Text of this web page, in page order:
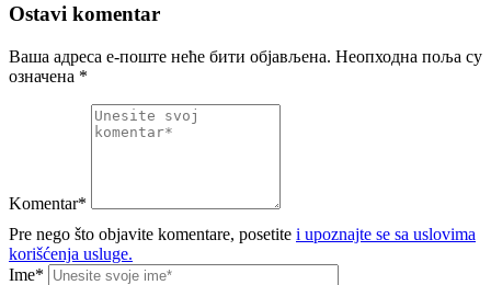
Ostavi komentar
Ваша адреса е-поште неће бити објављена. Неопходна поља су
означена *
Komentar*
Pre nego što objavite komentare, posetite i upoznajte se sa uslovima
korišćenja usluge.
Ime*